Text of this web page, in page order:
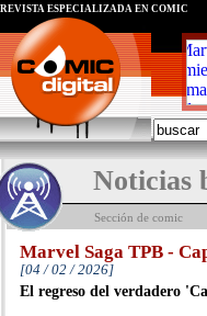
REVISTA ESPECIALIZADA EN CÓMIC
Noticias
Sección de comic
Marvel Saga TPB -
[04 / 02 / 2026]
El regreso del verdadero